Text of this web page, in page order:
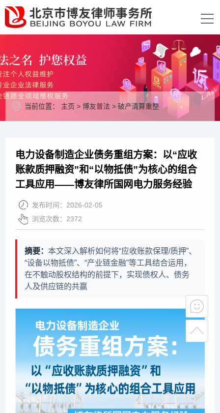
当前位置： 主页 >博友普法 >破产清算重整
电力设备制造企业债务重组方案：以“应收
账款质押融资”和“以物抵债”为核心的组合
工具应用——博友律所国网电力服务经验
发布时间：2026-02-05
浏览次数：2372
摘要：本文深入解析如何将“应收账款保理/质押”、
“设备以物抵债”、“产业链金融”等工具结合运用，
在不触动股权结构的前提下，实现债权人、债务
人及供应链的共赢